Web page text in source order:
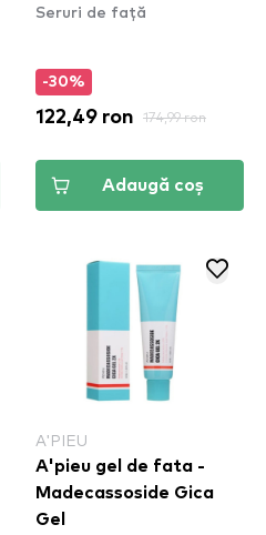
Seruri de față
-30%
122,49 ron 174,99 ron
Adaugă coș
A'PIEU
A'pieu gel de fata -
Madecassoside Gica
Gel